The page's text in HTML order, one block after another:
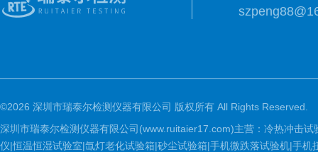
©2026 深圳市瑞泰尔检测仪器有限公司 版权所有 All Rights Reserved.
深圳市瑞泰尔检测仪器有限公司(www.ruitaier17.com)主营：冷热冲击
仪|恒温恒湿试验室|氙灯老化试验箱|砂尘试验箱|手机微跌落试验机|手机